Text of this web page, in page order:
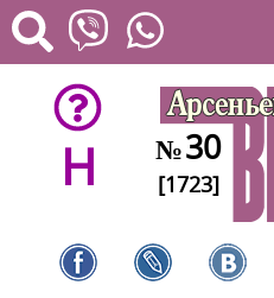
H №30
[1723]